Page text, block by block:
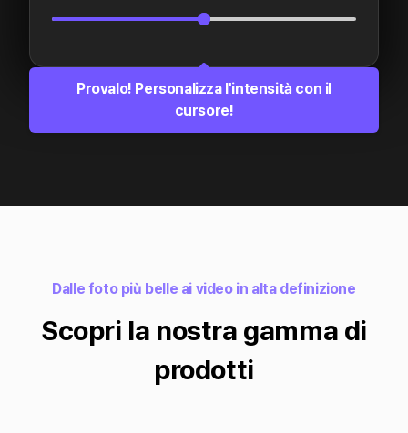
Provalo! Personalizza l'intensità con il
cursore!
Dalle foto più belle ai video in alta definizione
Scopri la nostra gamma di
prodotti